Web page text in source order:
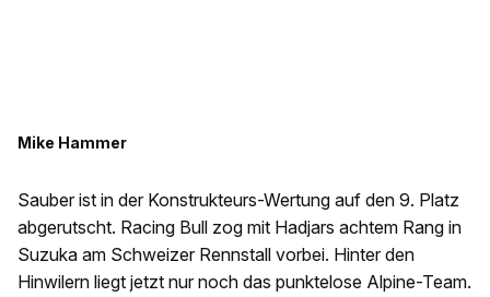
Mike Hammer
Sauber ist in der Konstrukteurs-Wertung auf den 9. Platz
abgerutscht. Racing Bull zog mit Hadjars achtem Rang in
Suzuka am Schweizer Rennstall vorbei. Hinter den
Hinwilern liegt jetzt nur noch das punktelose Alpine-Team.